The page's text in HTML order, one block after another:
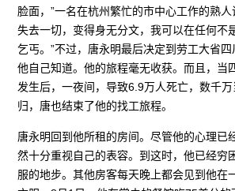
脸面，”一名在杭州繁忙的市中心工作的熟
失去一切，变得身无分文，我可以在任何不
乞丐。”不过，唐永明最后决定到劳工大省
他自己知道。他的旅程毫无收获。而且，当
发生后，一夜间，导致6.9万人死亡，数千
归，唐也结束了他的找工旅程。
唐永明回到他所租的房间。尽管他的心理已
然十分重视自己的表容。到这时，他已经穷
服的地步。其他房客每天晚上都会见到他在